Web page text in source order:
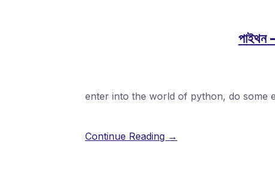
পাইথন
enter into the world of python, do some
Continue Reading →